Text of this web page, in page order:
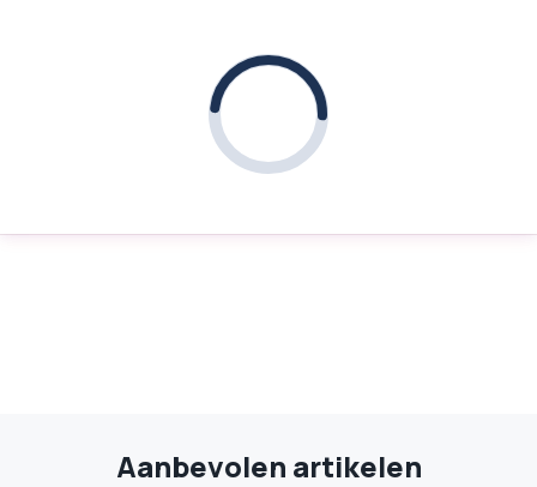
Aanbevolen artikelen